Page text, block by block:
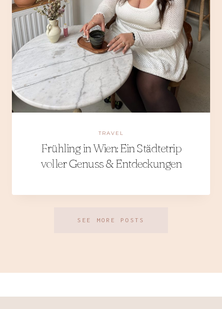
TRAVEL
Frühling in Wien: Ein Städtetrip
voller Genuss & Entdeckungen
SEE MORE POSTS